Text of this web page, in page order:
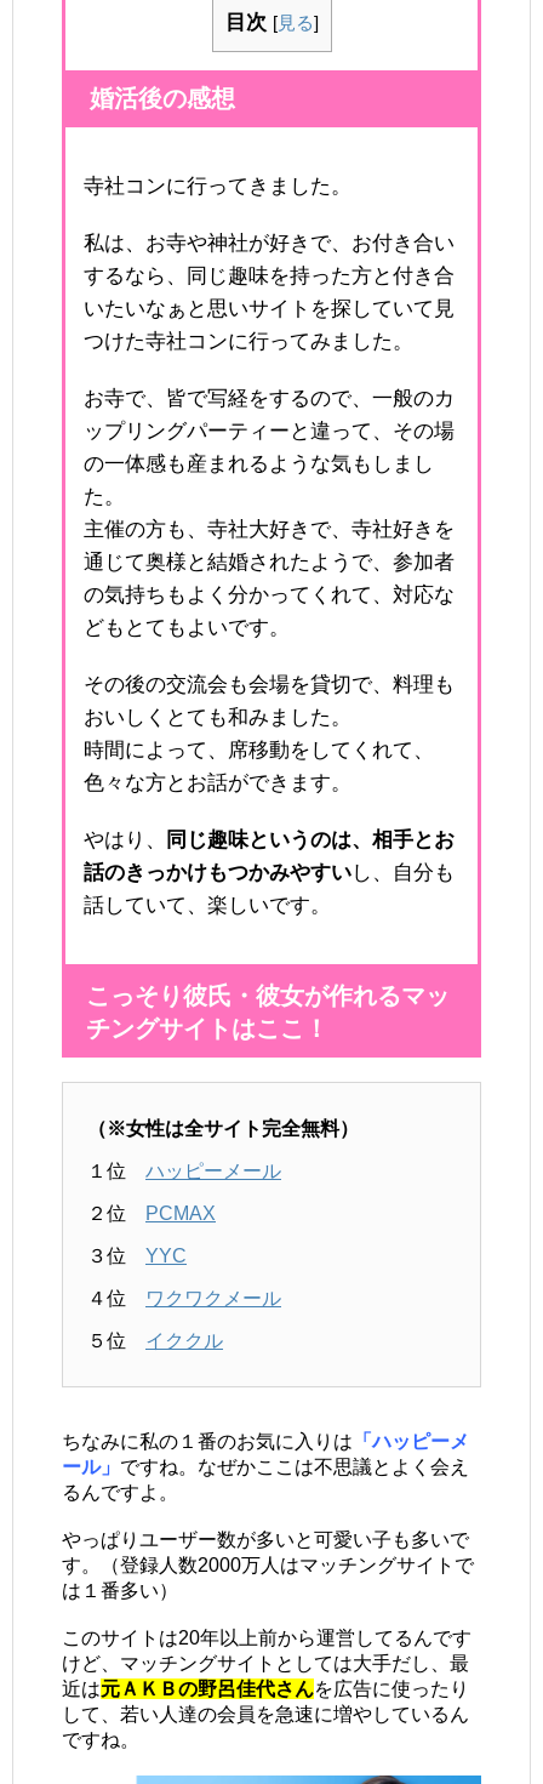
目次 [見る]
婚活後の感想
寺社コンに行ってきました。
私は、お寺や神社が好きで、お付き合い
するなら、同じ趣味を持った方と付き合
いたいなぁと思いサイトを探していて見
つけた寺社コンに行ってみました。
お寺で、皆で写経をするので、一般のカ
ップリングパーティーと違って、その場
の一体感も産まれるような気もしまし
た。
主催の方も、寺社大好きで、寺社好きを
通じて奥様と結婚されたようで、参加者
の気持ちもよく分かってくれて、対応な
どもとてもよいです。
その後の交流会も会場を貸切で、料理も
おいしくとても和みました。
時間によって、席移動をしてくれて、
色々な方とお話ができます。
やはり、
同じ趣味というのは、相手とお
話のきっかけもつかみやすいし、自分も
話していて、楽しいです。
こっそり彼氏・彼女が作れるマッ
チングサイトはここ！
（※女性は全サイト完全無料）
１位 ハッピーメール
２位 PCMAX
３位 YYC
４位 ワクワクメール
５位 イククル
ちなみに私の１番のお気に入りは 「ハッピーメ
ール」 ですね。なぜかここは不思議とよく会え
るんですよ。
やっぱりユーザー数が多いと可愛い子も多いで
す。（登録人数2000万人はマッチングサイトで
は１番多い）
このサイトは20年以上前から運営してるんです
けど、マッチングサイトとしては大手だし、最
近は元ＡＫＢの野呂佳代さんを広告に使ったり
して、若い人達の会員を急速に増やしているん
ですね。